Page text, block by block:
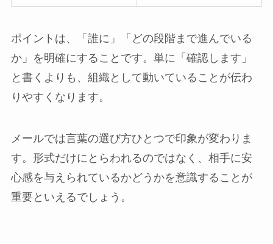
ポイントは、「誰に」「どの段階まで進んでいる
か」を明確にすることです。単に「確認します」
と書くよりも、組織として動いていることが伝わ
りやすくなります。
メールでは言葉の選び方ひとつで印象が変わりま
す。形式だけにとらわれるのではなく、相手に安
心感を与えられているかどうかを意識することが
重要といえるでしょう。